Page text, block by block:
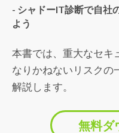
- シャドーIT診断で自社
よう
本書では、重大なセキ
なりかねないリスクの
解説します。
無料ダ